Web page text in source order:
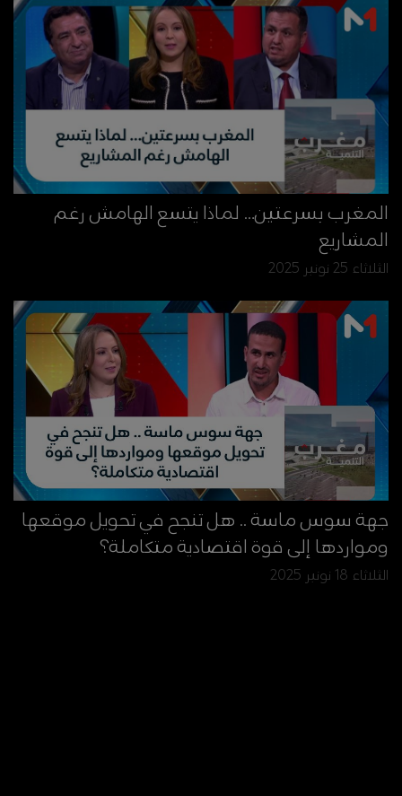
المغرب بسرعتين… لماذا يتسع الهامش رغم
المشاريع
الثلاثاء 25 نونبر 2025
جهة سوس ماسة .. هل تنجح في تحويل موقعها
ومواردها إلى قوة اقتصادية متكاملة؟
الثلاثاء 18 نونبر 2025